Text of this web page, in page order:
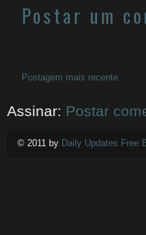
Postar um
Postagem mais recente
Assinar: Postar
© 2011 by Daily Updates Free